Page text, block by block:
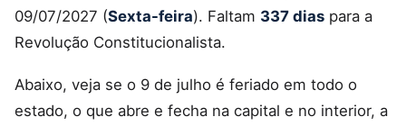
09/07/2027 (Sexta-feira). Faltam 337 dias para a
Revolução Constitucionalista.
Abaixo, veja se o 9 de julho é feriado em todo o
estado, o que abre e fecha na capital e no interior, a